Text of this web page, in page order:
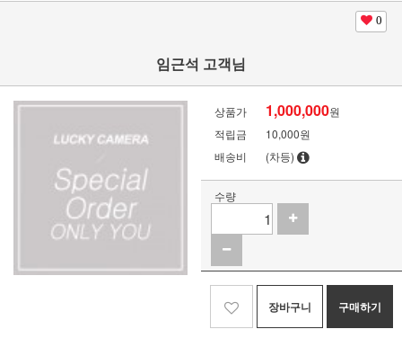
0
임근석 고객님
상품가 1,000,000원
적립금
10,000원
배송비
(차등)
수량
장바구니 구매하기